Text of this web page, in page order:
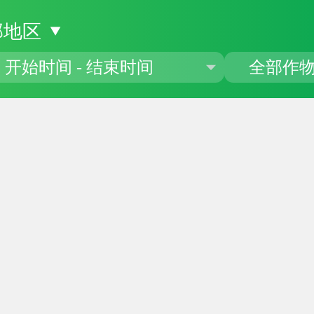
区 ▼
开始时间 - 结束时间 全部作